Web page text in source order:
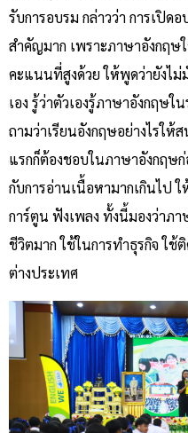
รับการอบรม กล่าวว่า การเปิ
สำคัญมาก เพราะภาษาอังกฤษ
คะแนนที่สูงด้วย ให้พูดว่ายังไม่
เอง รู้ว่าตัวเองรู้ภาษาอังกฤษ
ถามว่าเรียนอังกฤษอย่างไรให้
แรกก็ต้องชอบในภาษาอังกฤษก่
กับการอ่านเนื้อหามากเกินไป
การ์ตูน ฟังเพลง ทั้งนี้มองว่าภ
ชีวิตมาก ใช้ในการทำธุรกิจ ใ
ต่างประเทศ